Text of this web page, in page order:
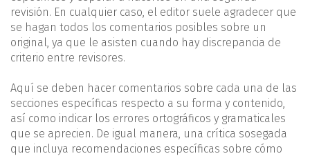
revisión. En cualquier caso, el editor suele agradecer que
se hagan todos los comentarios posibles sobre un
original, ya que le asisten cuando hay discrepancia de
criterio entre revisores.
Aquí se deben hacer comentarios sobre cada una de las
secciones específicas respecto a su forma y contenido,
así como indicar los errores ortográficos y gramaticales
que se aprecien. De igual manera, una crítica sosegada
que incluya recomendaciones específicas sobre cómo